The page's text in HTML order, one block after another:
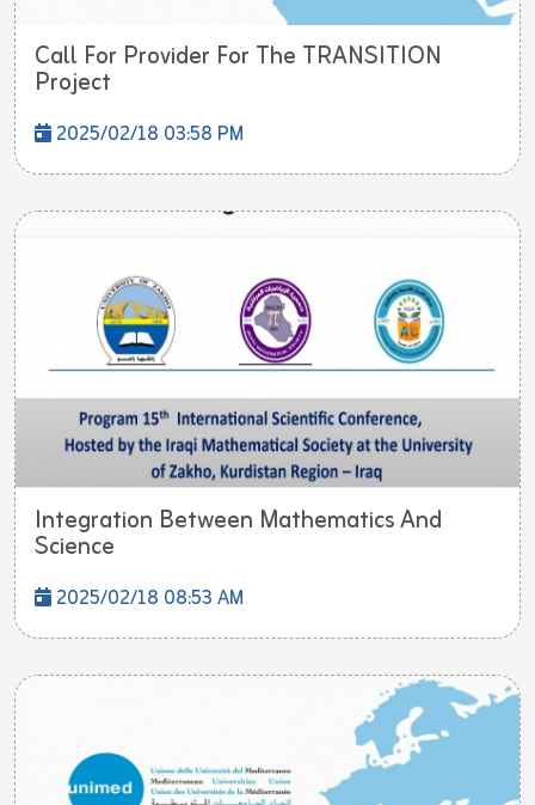
Call For Provider For The TRANSITION
Project
2025/02/18 03:58 PM
Integration Between Mathematics And
Science
2025/02/18 08:53 AM